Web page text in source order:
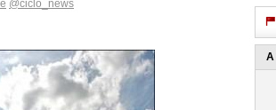
@ciclo_news
A